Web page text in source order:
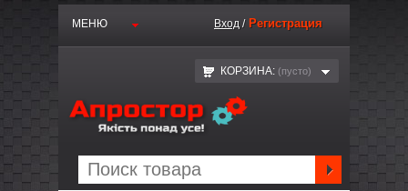
МЕНЮ Вход / Регистрация
КОРЗИНА: (пустo)